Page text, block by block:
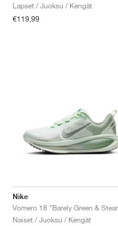
Lapset / Juoksu / Kengät
€119,99
Nike
Vomero 18 "Barely Green &
Naiset / Juoksu / Kengät